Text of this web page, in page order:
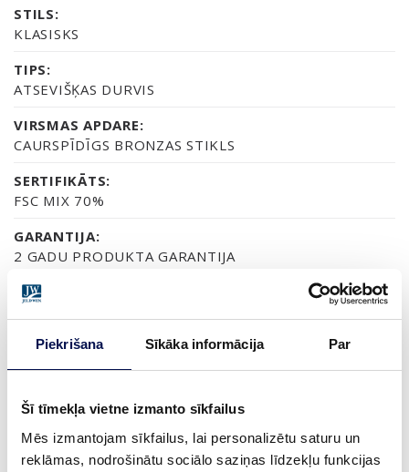
Piekrišana Sīkāka informācija Par
Šī tīmekļa vietne izmanto sīkfailus
Mēs izmantojam sīkfailus, lai personalizētu saturu un
reklāmas, nodrošinātu sociālo saziņas līdzekļu funkcijas
STILS:
KLASISKS
TIPS:
ATSEVIŠĶAS DURVIS
VIRSMAS APDARE:
CAURSPĪDĪGS BRONZAS STIKLS
SERTIFIKĀTS:
FSC MIX 70%
GARANTIJA:
2 GADU PRODUKTA GARANTIJA
APDARE (4)
NEAPSTRĀDĀTANEAPSTRĀDĀTA ALKŠŅA KOKA
IZMĒRS